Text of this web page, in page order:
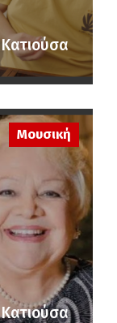
Κατιούσα
Μουσική
Κατιούσα